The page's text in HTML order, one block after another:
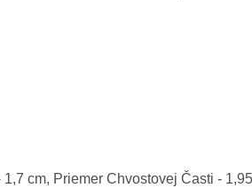
cm, Priemer Chvostovej Časti -